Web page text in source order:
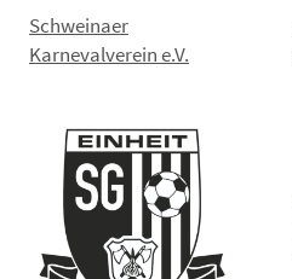
Schweinaer
Karnevalverein e.V.